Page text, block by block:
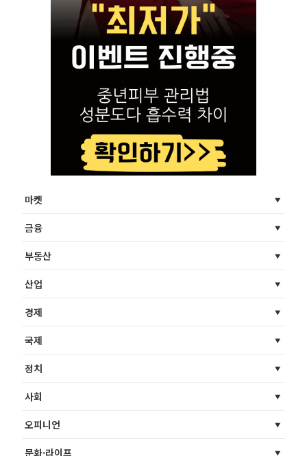
마켓
금융
부동산
산업
경제
국제
정치
사회
오피니언
문화·라이프